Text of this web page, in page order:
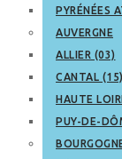
PYRÉNÉES
AUVERGNE
ALLIER (03)
CANTAL (15)
HAUTE
PUY-DE-